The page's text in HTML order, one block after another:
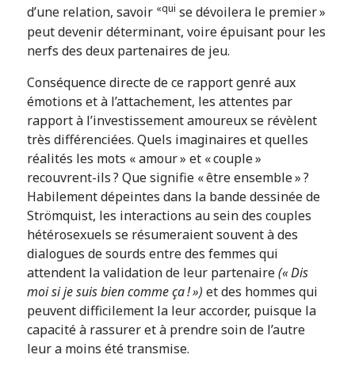
d’une relation, savoir «qui se dévoilera le premier »
peut devenir déterminant, voire épuisant pour les
nerfs des deux partenaires de jeu.
Conséquence directe de ce rapport genré aux
émotions et à l’attachement, les attentes par
rapport à l’investissement amoureux se révèlent
très différenciées. Quels imaginaires et quelles
réalités les mots « amour » et « couple »
recouvrent-ils ? Que signifie « être ensemble » ?
Habilement dépeintes dans la bande dessinée de
Strömquist, les interactions au sein des couples
hétérosexuels se résumeraient souvent à des
dialogues de sourds entre des femmes qui
attendent la validation de leur partenaire(« Dis
moi si je suis bien comme ça ! ») et des hommes qui
peuvent difficilement la leur accorder, puisque la
capacité à rassurer et à prendre soin de l’autre
leur a moins été transmise.